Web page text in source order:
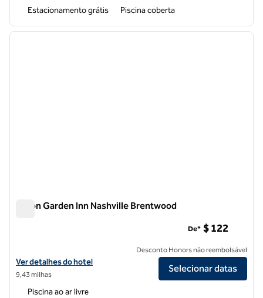
Estacionamento grátis Piscina coberta
1 de 12
Hilton Garden Inn Nashville Brentwood
Exibir detalhes do hotel Hilton Garden Inn Nashville Brentwood
Ver detalhes do hotel
9,43 milhas
De* $ 122
Desconto Honors não reembolsável
Selecionar datas
Piscina ao ar livre